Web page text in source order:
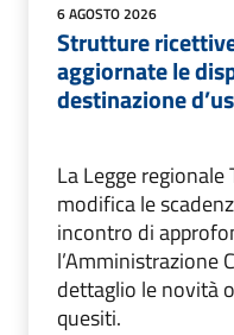
6 AGOSTO 2026
Strutture
aggiornate le
destinazione
La Legge
modifica le
incontro di
l’Amministrazione
dettaglio le novità
quesiti.